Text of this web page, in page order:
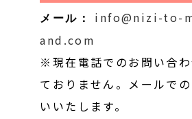
メール：
info@nizi-to-
and.com
※現在電話でのお問い合
ておりません。メールで
いいたします。